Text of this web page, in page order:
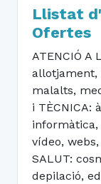
Llistat
Ofertes
ATENCIÓ A
allotjament,
malalts,
i TÈCNICA:
vídeo,
SALUT:
depilació,